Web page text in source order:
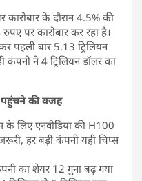
के दौरान 4.5% की
पर कारोबार कर रहा है।
बार 5.13 ट्रिलियन
कंपनी ने 4 ट्रिलियन डॉलर का
पहुंचने की वजह
लिए एनवीडिया की H100
हर बड़ी कंपनी यही चिप्स
का शेयर 12 गुना बढ़ गया